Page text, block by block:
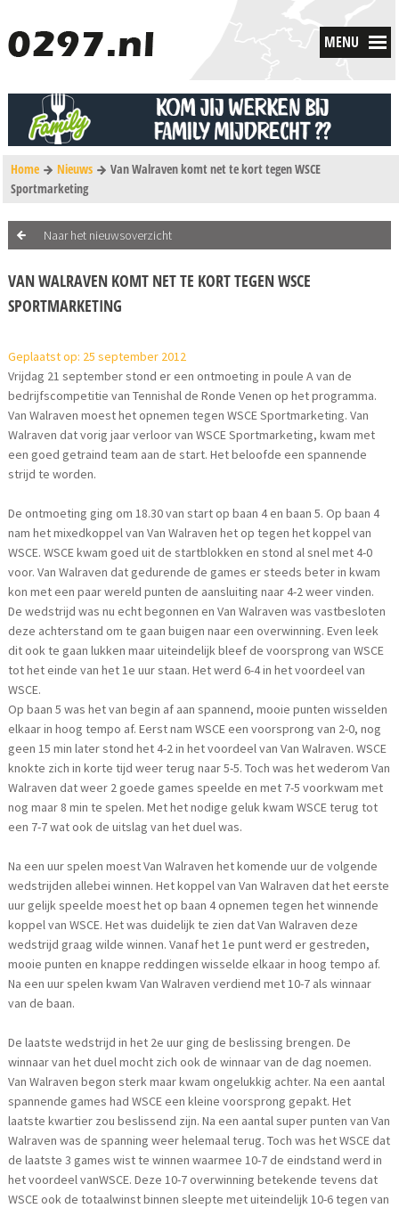
MENU
Home Nieuws
Van Walraven komt net te kort tegen WSCE
Sportmarketing
Naar het nieuwsoverzicht
VAN WALRAVEN KOMT NET TE KORT TEGEN WSCE
SPORTMARKETING
Geplaatst op: 25 september 2012
Vrijdag 21 september stond er een ontmoeting in poule A van de
bedrijfscompetitie van Tennishal de Ronde Venen op het programma.
Van Walraven moest het opnemen tegen WSCE Sportmarketing. Van
Walraven dat vorig jaar verloor van WSCE Sportmarketing, kwam met
een goed getraind team aan de start. Het beloofde een spannende
strijd te worden.
De ontmoeting ging om 18.30 van start op baan 4 en baan 5. Op baan 4
nam het mixedkoppel van Van Walraven het op tegen het koppel van
WSCE. WSCE kwam goed uit de startblokken en stond al snel met 4-0
voor. Van Walraven dat gedurende de games er steeds beter in kwam
kon met een paar wereld punten de aansluiting naar 4-2 weer vinden.
De wedstrijd was nu echt begonnen en Van Walraven was vastbesloten
deze achterstand om te gaan buigen naar een overwinning. Even leek
dit ook te gaan lukken maar uiteindelijk bleef de voorsprong van WSCE
tot het einde van het 1e uur staan. Het werd 6-4 in het voordeel van
WSCE.
Op baan 5 was het van begin af aan spannend, mooie punten wisselden
elkaar in hoog tempo af. Eerst nam WSCE een voorsprong van 2-0, nog
geen 15 min later stond het 4-2 in het voordeel van Van Walraven. WSCE
knokte zich in korte tijd weer terug naar 5-5. Toch was het wederom Van
Walraven dat weer 2 goede games speelde en met 7-5 voorkwam met
nog maar 8 min te spelen. Met het nodige geluk kwam WSCE terug tot
een 7-7 wat ook de uitslag van het duel was.
Na een uur spelen moest Van Walraven het komende uur de volgende
wedstrijden allebei winnen. Het koppel van Van Walraven dat het eerste
uur gelijk speelde moest het op baan 4 opnemen tegen het winnende
koppel van WSCE. Het was duidelijk te zien dat Van Walraven deze
wedstrijd graag wilde winnen. Vanaf het 1e punt werd er gestreden,
mooie punten en knappe reddingen wisselde elkaar in hoog tempo af.
Na een uur spelen kwam Van Walraven verdiend met 10-7 als winnaar
van de baan.
De laatste wedstrijd in het 2e uur ging de beslissing brengen. De
winnaar van het duel mocht zich ook de winnaar van de dag noemen.
Van Walraven begon sterk maar kwam ongelukkig achter. Na een aantal
spannende games had WSCE een kleine voorsprong gepakt. Het
laatste kwartier zou beslissend zijn. Na een aantal super punten van Van
Walraven was de spanning weer helemaal terug. Toch was het WSCE dat
de laatste 3 games wist te winnen waarmee 10-7 de eindstand werd in
het voordeel vanWSCE. Deze 10-7 overwinning betekende tevens dat
WSCE ook de totaalwinst binnen sleepte met uiteindelijk 10-6 tegen van